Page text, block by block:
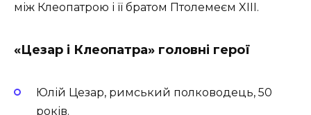
між Клеопатрою і її братом Птолемеєм XIII.
«Цезар і Клеопатра» головні герої
Юлій Цезар, римський полководець, 50
років.